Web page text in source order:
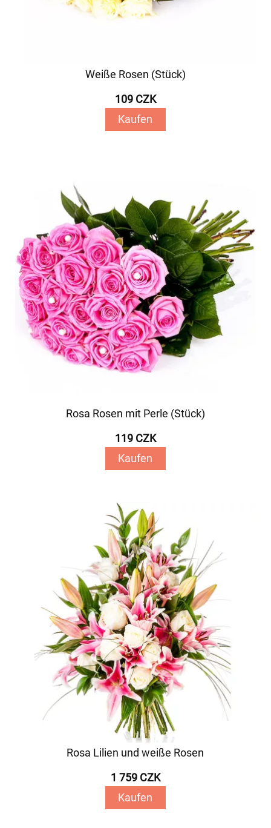
Weiße Rosen (Stück)
109 CZK
Kaufen
Rosa Rosen mit Perle (Stück)
119 CZK
Kaufen
Rosa Lilien und weiße Rosen
1 759 CZK
Kaufen